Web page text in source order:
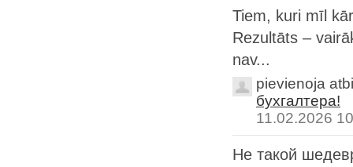
Tiem, kuri mīl
Rezultāts –
nav...
pievienoja
бухгалтера!
11.02.2026
Не такой